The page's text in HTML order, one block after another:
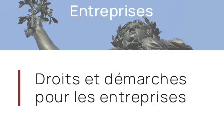
Entreprises
Droits et démarches
pour les entreprises